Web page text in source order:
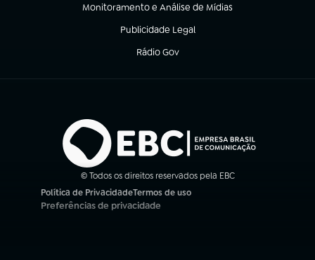
Monitoramento e Análise de Mídias
(abre em nova aba)
Publicidade Legal
(abre em nova aba)
Rádio Gov
(abre em nova aba)
© Todos os direitos reservados pela EBC
Política de Privacidade
(abre em nova aba)
Termos de uso
(abre em nova aba)
Preferências de privacidade